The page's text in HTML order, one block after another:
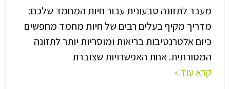
מעבר לתזונה טבעונית עבור חיות המחמד שלכם:
מדריך מקיף בעלים רבים של חיות מחמד מחפשים
כיום אלטרנטיבות בריאות ומוסריות יותר לתזונה
המסורתית. אחת האפשרויות שצוברת
קרא עוד »